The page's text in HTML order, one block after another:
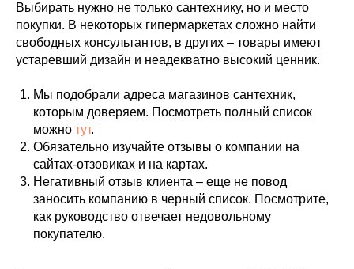
Выбирать нужно не только сантехнику, но и место
покупки. В некоторых гипермаркетах сложно найти
свободных консультантов, в других – товары имеют
устаревший дизайн и неадекватно высокий ценник.
Мы подобрали адреса магазинов сантехник,
которым доверяем. Посмотреть полный список
можно тут.
Обязательно изучайте отзывы о компании на
сайтах-отзовиках и на картах.
Негативный отзыв клиента – еще не повод
заносить компанию в черный список. Посмотрите,
как руководство отвечает недовольному
покупателю.